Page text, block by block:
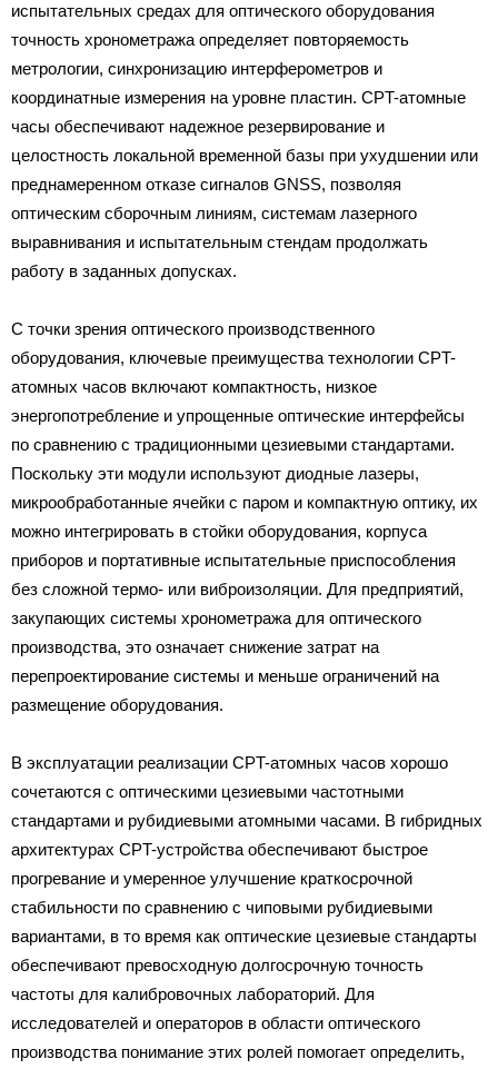
испытательных средах для оптического оборудования
точность хронометража определяет повторяемость
метрологии, синхронизацию интерферометров и
координатные измерения на уровне пластин. CPT-атомные
часы обеспечивают надежное резервирование и
целостность локальной временной базы при ухудшении или
преднамеренном отказе сигналов GNSS, позволяя
оптическим сборочным линиям, системам лазерного
выравнивания и испытательным стендам продолжать
работу в заданных допусках.
С точки зрения оптического производственного
оборудования, ключевые преимущества технологии CPT-
атомных часов включают компактность, низкое
энергопотребление и упрощенные оптические интерфейсы
по сравнению с традиционными цезиевыми стандартами.
Поскольку эти модули используют диодные лазеры,
микрообработанные ячейки с паром и компактную оптику, их
можно интегрировать в стойки оборудования, корпуса
приборов и портативные испытательные приспособления
без сложной термо- или виброизоляции. Для предприятий,
закупающих системы хронометража для оптического
производства, это означает снижение затрат на
перепроектирование системы и меньше ограничений на
размещение оборудования.
В эксплуатации реализации CPT-атомных часов хорошо
сочетаются с оптическими цезиевыми частотными
стандартами и рубидиевыми атомными часами. В гибридных
архитектурах CPT-устройства обеспечивают быстрое
прогревание и умеренное улучшение краткосрочной
стабильности по сравнению с чиповыми рубидиевыми
вариантами, в то время как оптические цезиевые стандарты
обеспечивают превосходную долгосрочную точность
частоты для калибровочных лабораторий. Для
исследователей и операторов в области оптического
производства понимание этих ролей помогает определить,